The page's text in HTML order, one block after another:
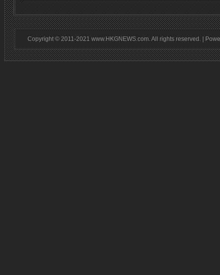
Copyright © 2011-2021 www.HKGNEWS.com. All rights reserved. |